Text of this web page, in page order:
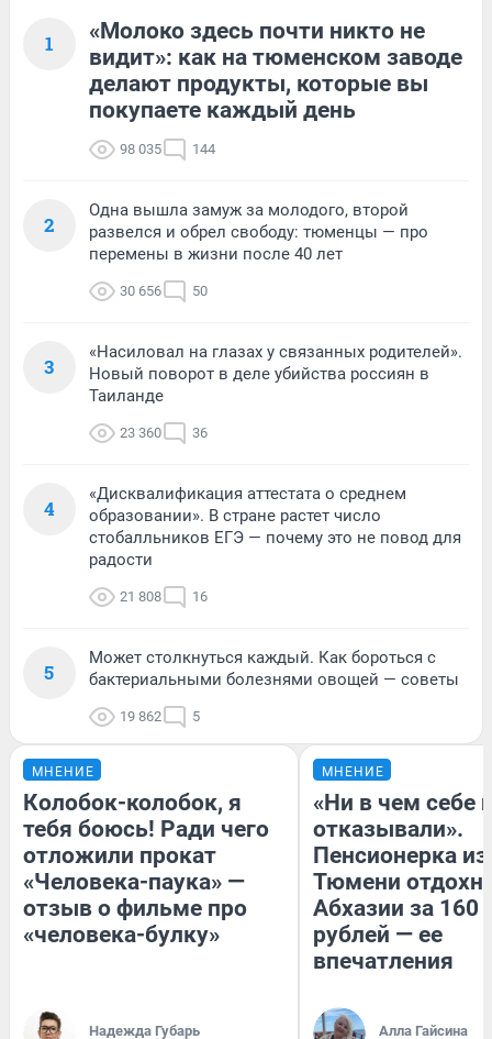
1
«Молоко здесь почти никто не
видит»: как на тюменском заводе
делают продукты, которые вы
покупаете каждый день
98 035 144
2
Одна вышла замуж за молодого, второй
развелся и обрел свободу: тюменцы — про
перемены в жизни после 40 лет
30 656 50
3
«Насиловал на глазах у связанных родителей».
Новый поворот в деле убийства россиян в
Таиланде
23 360 36
4
«Дисквалификация аттестата о среднем
образовании». В стране растет число
стобалльников ЕГЭ — почему это не повод для
радости
21 808 16
5
Может столкнуться каждый. Как бороться с
бактериальными болезнями овощей — советы
19 862 5
МНЕНИЕ
Колобок-колобок, я
тебя боюсь! Ради чего
отложили прокат
«Человека-паука» —
отзыв о фильме про
«человека-булку»
Надежда Губарь
МНЕНИЕ
«Ни в чем себе
отказывали».
Пенсионерка из
Тюмени
Абхазии за 160
рублей — ее
впечатления
Алла Гайсина